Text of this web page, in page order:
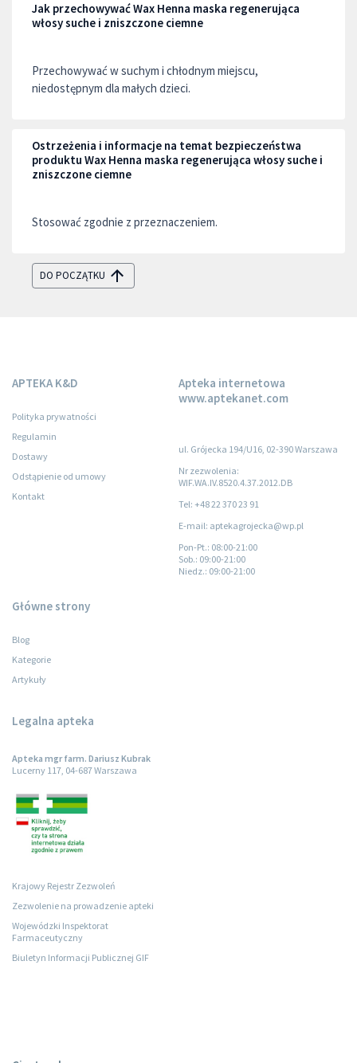
Jak przechowywać Wax Henna maska regenerująca
włosy suche i zniszczone ciemne
Przechowywać w suchym i chłodnym miejscu,
niedostępnym dla małych dzieci.
Ostrzeżenia i informacje na temat bezpieczeństwa
produktu Wax Henna maska regenerująca włosy suche i
zniszczone ciemne
Stosować zgodnie z przeznaczeniem.
DO POCZĄTKU
APTEKA K&D
Polityka prywatności
Regulamin
Dostawy
Odstąpienie od umowy
Kontakt
Apteka internetowa
www.aptekanet.com
ul. Grójecka 194/U16, 02-390 Warszawa
Nr zezwolenia:
WIF.WA.IV.8520.4.37.2012.DB
Tel: +48 22 370 23 91
E-mail: aptekagrojecka@wp.pl
Pon-Pt.: 08:00-21:00
Sob.: 09:00-21:00
Niedz.: 09:00-21:00
Główne strony
Blog
Kategorie
Artykuły
Legalna apteka
Apteka mgr farm. Dariusz Kubrak
Lucerny 117, 04-687 Warszawa
Krajowy Rejestr Zezwoleń
Zezwolenie na prowadzenie apteki
Wojewódzki Inspektorat
Farmaceutyczny
Biuletyn Informacji Publicznej GIF